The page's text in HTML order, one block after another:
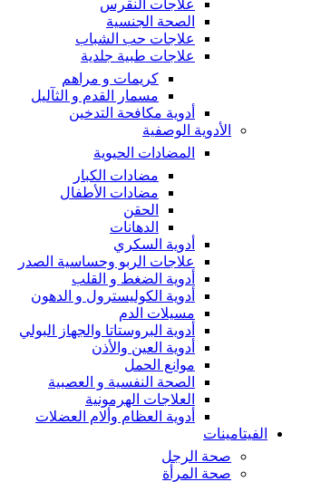
علاجات النقرس
الصحة الجنسية
علاجات حب الشباب
علاجات طبية جلدية
كريمات و مراهم
مسمار القدم و الثآليل
أدوية مكافحة التدخين
الأدوية الوصفية
المضادات الحيوية
مضادات الكبار
مضادات الأطفال
الحقن
الدهانات
أدوية السكري
علاجات الربو وحساسية الصدر
أدوية الضغط و القلب
أدوية الكوليسترول و الدهون
مسيلات الدم
أدوية البروستاتا والجهاز البولي
أدوية العين والأذن
موانع الحمل
الصحة النفسية و العصبية
العلاجات الهرمونية
أدوية العظام وألام العضلات
الفيتامينات
صحة الرجل
صحة المرأة